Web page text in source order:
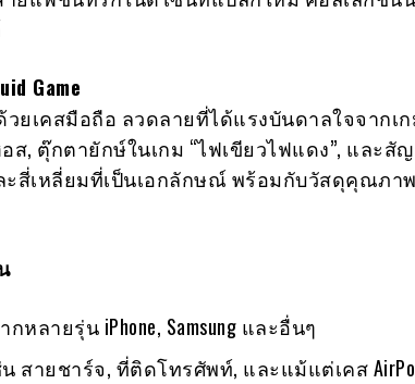
Game
ยเคสมือถือ ลวดลายที่ได้แรงบันดาลใจจากเ
ส, ตุ๊กตายักษ์ในเกม “ไฟเขียวไฟแดง”, และ
ะสี่เหลี่ยมที่เป็นเอกลักษณ์ พร้อมกับวัสดุคุณภา
หลายรุ่น iPhone, Samsung และอื่นๆ
น สายชาร์จ, ที่ติดโทรศัพท์, และแม้แต่เคส